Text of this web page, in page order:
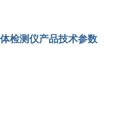
检测仪产品技术参数